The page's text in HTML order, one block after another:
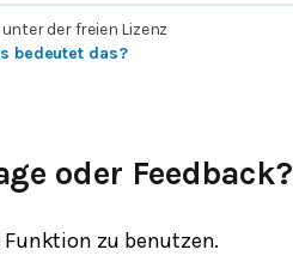
der freien Lizenz
bedeutet das?
oder Feedback?
Funktion zu benutzen.